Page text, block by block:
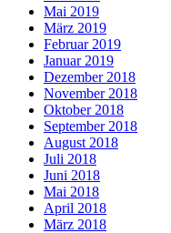
Mai 2019
März 2019
Februar 2019
Januar 2019
Dezember 2018
November 2018
Oktober 2018
September 2018
August 2018
Juli 2018
Juni 2018
Mai 2018
April 2018
März 2018